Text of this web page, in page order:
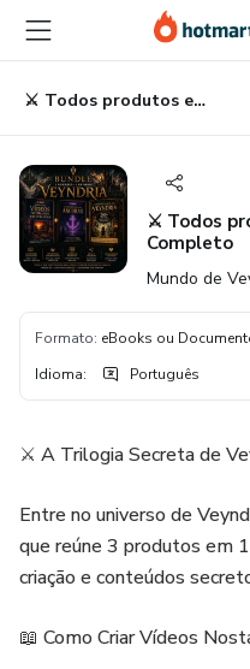
para
conteúdo
principal
para
pagamento
para
rodapé
⚔️ Todos produtos em um — Bundle Completo
⚔️ Todos
Completo
Mundo de
Formato: eBooks ou
Idioma: Português
⚔️ A Trilogia Secreta de
Entre no universo de
que reúne 3 produtos em
criação e conteúdos
📖 Como Criar Vídeos